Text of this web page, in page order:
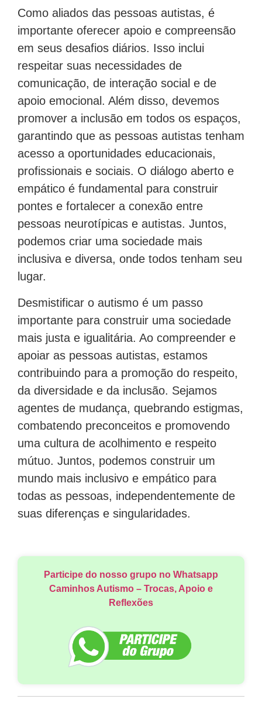
Como aliados das pessoas autistas, é
importante oferecer apoio e compreensão
em seus desafios diários. Isso inclui
respeitar suas necessidades de
comunicação, de interação social e de
apoio emocional. Além disso, devemos
promover a inclusão em todos os espaços,
garantindo que as pessoas autistas tenham
acesso a oportunidades educacionais,
profissionais e sociais. O diálogo aberto e
empático é fundamental para construir
pontes e fortalecer a conexão entre
pessoas neurotípicas e autistas. Juntos,
podemos criar uma sociedade mais
inclusiva e diversa, onde todos tenham seu
lugar.
Desmistificar o autismo é um passo
importante para construir uma sociedade
mais justa e igualitária. Ao compreender e
apoiar as pessoas autistas, estamos
contribuindo para a promoção do respeito,
da diversidade e da inclusão. Sejamos
agentes de mudança, quebrando estigmas,
combatendo preconceitos e promovendo
uma cultura de acolhimento e respeito
mútuo. Juntos, podemos construir um
mundo mais inclusivo e empático para
todas as pessoas, independentemente de
suas diferenças e singularidades.
Participe do nosso grupo no Whatsapp
Caminhos Autismo – Trocas, Apoio e
Reflexões